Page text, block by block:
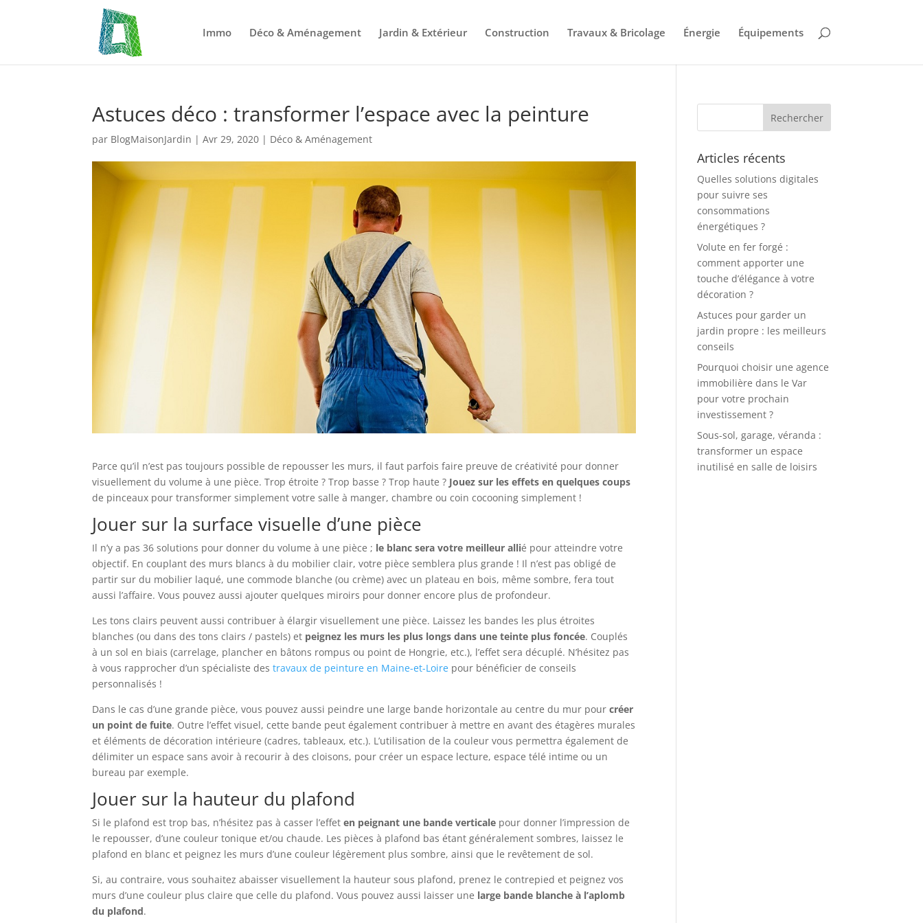
Immo Déco & Aménagement Jardin & Extérieur Construction Travaux & Bricolage Énergie Équipements
Astuces déco : transformer l’espace avec la peinture
par BlogMaisonJardin |Avr 29, 2020 | Déco & Aménagement
Parce qu’il n’est pas toujours possible de repousser les murs, il faut parfois faire preuve de créativité pour donner
visuellement du volume à une pièce. Trop étroite ? Trop basse ? Trop haute ? Jouez sur les effets en quelques coups
de pinceaux pour transformer simplement votre salle à manger, chambre ou coin cocooning simplement !
Jouer sur la surface visuelle d’une pièce
Il n’y a pas 36 solutions pour donner du volume à une pièce ; le blanc sera votre meilleur allié pour atteindre votre
objectif. En couplant des murs blancs à du mobilier clair, votre pièce semblera plus grande ! Il n’est pas obligé de
partir sur du mobilier laqué, une commode blanche (ou crème) avec un plateau en bois, même sombre, fera tout
aussi l’affaire. Vous pouvez aussi ajouter quelques miroirs pour donner encore plus de profondeur.
Les tons clairs peuvent aussi contribuer à élargir visuellement une pièce. Laissez les bandes les plus étroites
blanches (ou dans des tons clairs / pastels) et peignez les murs les plus longs dans une teinte plus foncée. Couplés
à un sol en biais (carrelage, plancher en bâtons rompus ou point de Hongrie, etc.), l’effet sera décuplé. N’hésitez pas
à vous rapprocher d’un spécialiste destravaux de peinture en Maine-et-Loire pour bénéficier de conseils
personnalisés !
Dans le cas d’une grande pièce, vous pouvez aussi peindre une large bande horizontale au centre du mur pourcréer
un point de fuite. Outre l’effet visuel, cette bande peut également contribuer à mettre en avant des étagères murales
et éléments de décoration intérieure (cadres, tableaux, etc.). L’utilisation de la couleur vous permettra également de
délimiter un espace sans avoir à recourir à des cloisons, pour créer un espace lecture, espace télé intime ou un
bureau par exemple.
Jouer sur la hauteur du plafond
Si le plafond est trop bas, n’hésitez pas à casser l’effeten peignant une bande verticale pour donner l’impression de
le repousser, d’une couleur tonique et/ou chaude. Les pièces à plafond bas étant généralement sombres, laissez le
plafond en blanc et peignez les murs d’une couleur légèrement plus sombre, ainsi que le revêtement de sol.
Si, au contraire, vous souhaitez abaisser visuellement la hauteur sous plafond, prenez le contrepied et peignez vos
murs d’une couleur plus claire que celle du plafond. Vous pouvez aussi laisser une large bande blanche à l’aplomb
du plafond.
Articles récents
Quelles solutions digitales
pour suivre ses
consommations
énergétiques ?
Volute en fer forgé :
comment apporter une
touche d’élégance à votre
décoration ?
Astuces pour garder un
jardin propre : les meilleurs
conseils
Pourquoi choisir une agence
immobilière dans le Var
pour votre prochain
investissement ?
Sous-sol, garage, véranda :
transformer un espace
inutilisé en salle de loisirs